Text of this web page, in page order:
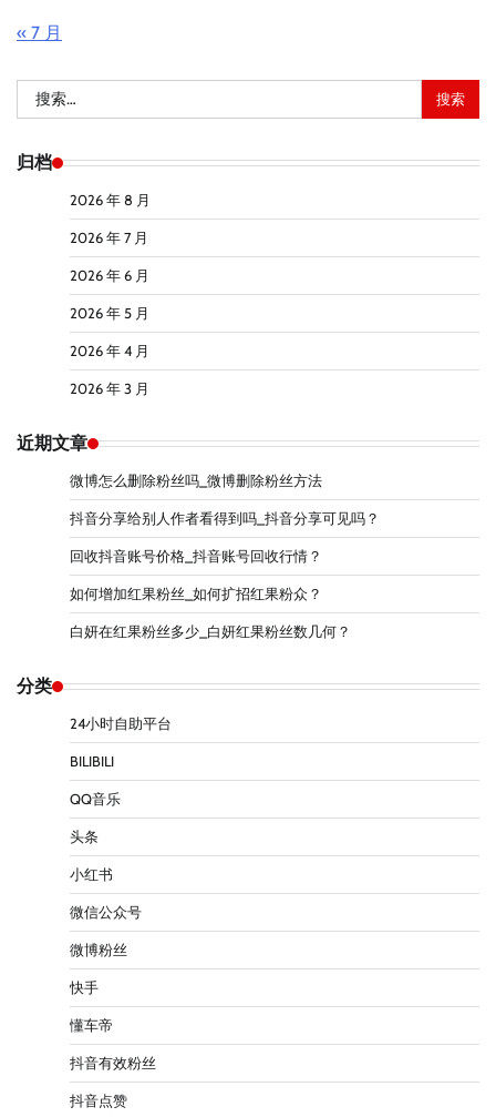
« 7 月
索：
归档
2026 年 8 月
2026 年 7 月
2026 年 6 月
2026 年 5 月
2026 年 4 月
2026 年 3 月
近期文章
微博怎么删除粉丝吗_微博删除粉丝方法
抖音分享给别人作者看得到吗_抖音分享可见吗？
回收抖音账号价格_抖音账号回收行情？
如何增加红果粉丝_如何扩招红果粉众？
白妍在红果粉丝多少_白妍红果粉丝数几何？
分类
24小时自助平台
BILIBILI
QQ音乐
头条
小红书
微信公众号
微博粉丝
快手
懂车帝
抖音有效粉丝
抖音点赞